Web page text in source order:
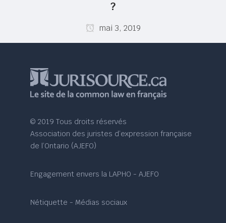
?
mai 3, 2019
© 2019 Tous droits réservés
Association des juristes d’expression française
de l’Ontario (AJEFO)
Engagement envers la LAPHO - AJEFO
Nétiquette - Médias sociaux